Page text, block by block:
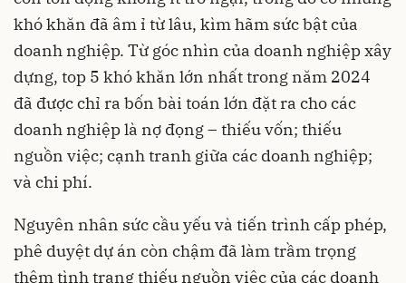
khó khăn đã âm ỉ từ lâu, kìm hãm sức bật của
doanh nghiệp. Từ góc nhìn của doanh nghiệp xây
dựng, top 5 khó khăn lớn nhất trong năm 2024
đã được chỉ ra bốn bài toán lớn đặt ra cho các
doanh nghiệp là nợ đọng – thiếu vốn; thiếu
nguồn việc; cạnh tranh giữa các doanh nghiệp;
và chi phí.
Nguyên nhân sức cầu yếu và tiến trình cấp phép,
phê duyệt dự án còn chậm đã làm trầm trọng
thêm tình trạng thiếu nguồn việc của các doanh